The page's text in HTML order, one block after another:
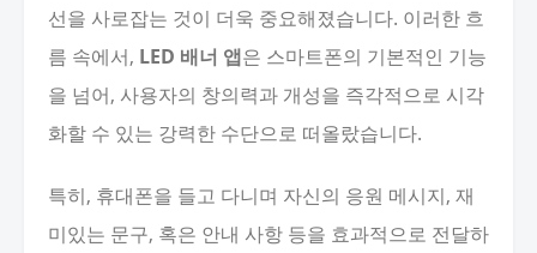
선을 사로잡는 것이 더욱 중요해졌습니다. 이러한 흐
름 속에서, LED 배너 앱은 스마트폰의 기본적인 기능
을 넘어, 사용자의 창의력과 개성을 즉각적으로 시각
화할 수 있는 강력한 수단으로 떠올랐습니다.
특히, 휴대폰을 들고 다니며 자신의 응원 메시지, 재
미있는 문구, 혹은 안내 사항 등을 효과적으로 전달하